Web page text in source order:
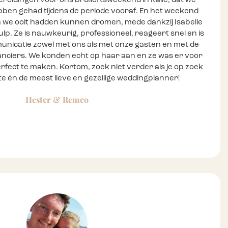
gehad tijdens de periode vooraf. En het weekend
ooit hadden kunnen dromen, mede dankzij Isabelle
Ze is nauwkeurig, professioneel, reageert snel en is
zowel met ons als met onze gasten en met de
We konden echt op haar aan en ze was er voor
te maken. Kortom, zoek niet verder als je op zoek
én de meest lieve en gezellige weddingplanner!
Hester & Remco